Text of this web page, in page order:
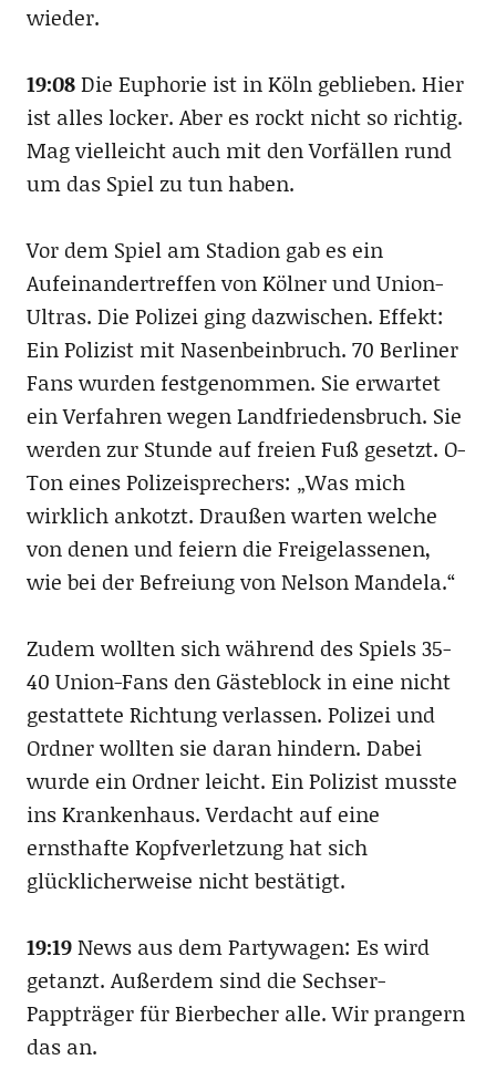
wieder.
19:08Die Euphorie ist in Köln geblieben. Hier
ist alles locker. Aber es rockt nicht so richtig.
Mag vielleicht auch mit den Vorfällen rund
um das Spiel zu tun haben.
Vor dem Spiel am Stadion gab es ein
Aufeinandertreffen von Kölner und Union-
Ultras. Die Polizei ging dazwischen. Effekt:
Ein Polizist mit Nasenbeinbruch. 70 Berliner
Fans wurden festgenommen. Sie erwartet
ein Verfahren wegen Landfriedensbruch. Sie
werden zur Stunde auf freien Fuß gesetzt. O-
Ton eines Polizeisprechers: „Was mich
wirklich ankotzt. Draußen warten welche
von denen und feiern die Freigelassenen,
wie bei der Befreiung von Nelson Mandela.“
Zudem wollten sich während des Spiels 35-
40 Union-Fans den Gästeblock in eine nicht
gestattete Richtung verlassen. Polizei und
Ordner wollten sie daran hindern. Dabei
wurde ein Ordner leicht. Ein Polizist musste
ins Krankenhaus. Verdacht auf eine
ernsthafte Kopfverletzung hat sich
glücklicherweise nicht bestätigt.
19:19News aus dem Partywagen: Es wird
getanzt. Außerdem sind die Sechser-
Pappträger für Bierbecher alle. Wir prangern
das an.